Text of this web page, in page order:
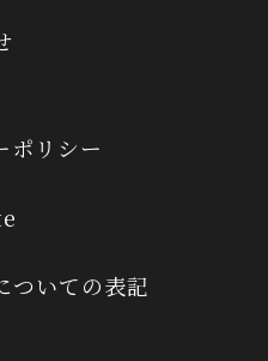
ポリシー
ついての表記